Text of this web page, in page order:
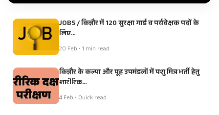
JOBS / किन्नौर में 120 सुरक्षा गार्ड व पर्यवेक्षक पदों के
लिए…
20 Feb • 1 min read
किन्नौर के कल्पा और पूह उपमंडलों में पशु मित्र भर्ती हेतु
शारीरिक…
4 Feb • Quick read